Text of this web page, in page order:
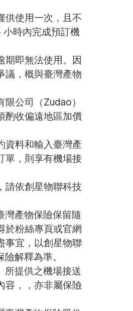
供使用一次，且不
時內完成預訂機
期即無法使用。因
議，概與臺灣產物
公司（Zudao）
酌收偏遠地區加價
資料和輸入臺灣產
單，則享有機場接
請依創星物聯科技
灣產物保險保留隨
於粉絲專頁或官網
事宜，以創星物聯
解釋為準。
所提供之機場接送
容，，亦非屬保險